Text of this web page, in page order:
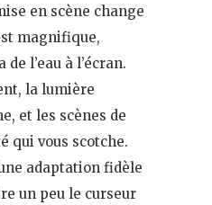
en scène change
magnifique,
de l’eau à l’écran.
la lumière
et les scènes de
qui vous scotche.
adaptation fidèle
un peu le curseur